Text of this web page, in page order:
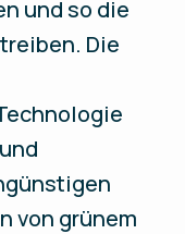
und so die
Die
von grünem